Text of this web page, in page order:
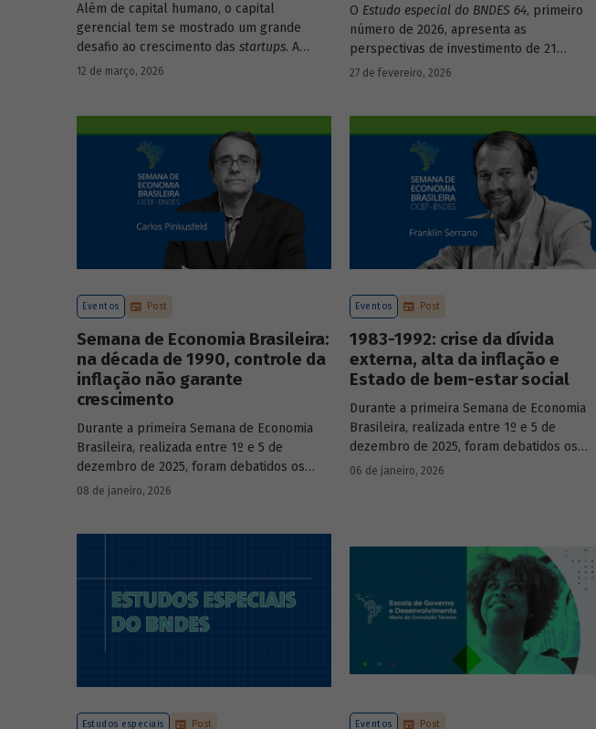
Além de capital humano, o capital
gerencial tem se mostrado um grande
desafio ao crescimento das startups. A
avaliação do BNDES Garagem demonstra
12 de março, 2026
O Estudo especial do BNDES 64, primeiro
número de 2026, apresenta as
perspectivas de investimento de 21
setores da economia brasileira para o
27 de fevereiro, 2026
Eventos Post
Semana de Economia Brasileira:
na década de 1990, controle da
inflação não garante
crescimento
Durante a primeira Semana de Economia
Brasileira, realizada entre 1º e 5 de
dezembro de 2025, foram debatidos os
principais temas que marcaram a economia
08 de janeiro, 2026
Eventos Post
1983-1992: crise da dívida
externa, alta da inflação e
Estado de bem-estar social
Durante a primeira Semana de Economia
Brasileira, realizada entre 1º e 5 de
dezembro de 2025, foram debatidos os
principais temas que marcaram a economia
06 de janeiro, 2026
Estudos especiais Post Eventos Post